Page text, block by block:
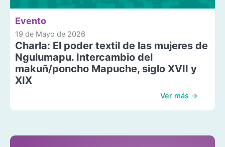
Evento
19 de Mayo de 2026
Charla: El poder textil de las mujeres de
Ngulumapu. Intercambio del
makuñ/poncho Mapuche, siglo XVII y
XIX
Ver más →